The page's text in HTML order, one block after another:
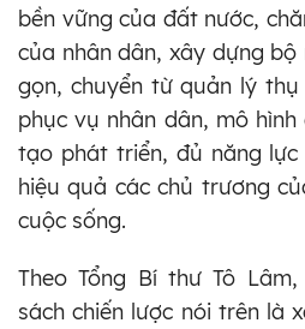
bền vững của đất nước,
của nhân dân, xây dựng
gọn, chuyển từ quản lý
phục vụ nhân dân, mô
tạo phát triển, đủ năng
hiệu quả các chủ trương
cuộc sống.
Theo Tổng Bí thư Tô
sách chiến lược nói trên là